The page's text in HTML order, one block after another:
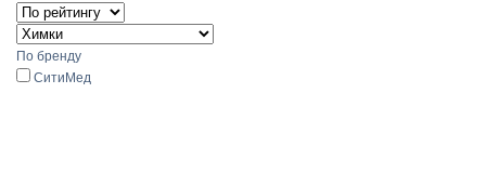
По бренду
СитиМед